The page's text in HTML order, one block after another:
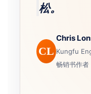
松。
CL
Chris
Kungfu
畅销书作者